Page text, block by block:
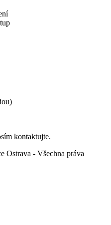
kontaktujte.
Ostrava - Všechna práva